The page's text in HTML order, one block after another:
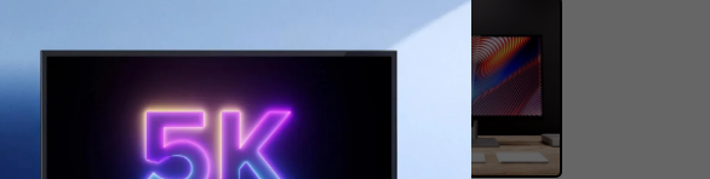
Brug denne kode ved kassen for at få 8% rabat.